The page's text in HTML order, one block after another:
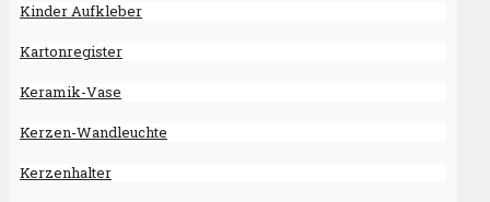
Kinder Aufkleber
Kartonregister
Keramik-Vase
Kerzen-Wandleuchte
Kerzenhalter